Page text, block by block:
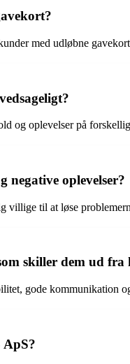
med udløbne
oplevelser på
oplevelser?
til at løse
skiller dem ud
gode kommunikation
ApS?